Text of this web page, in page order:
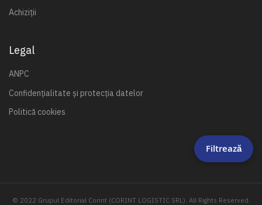
Achiziții
Legal
ANPC
Confidențialitate și protecția datelor
Politică cookies
© 2022 Grupul Editorial Corint (CORINT LOGISTIC SRL). All Rights Reserved.
Filtrează